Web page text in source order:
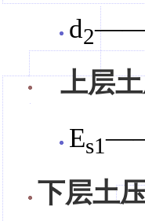
d2——
上层
Es1——
下层土